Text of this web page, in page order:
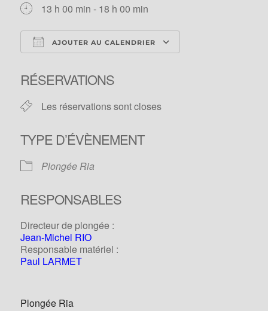
13 h 00 min - 18 h 00 min
AJOUTER AU CALENDRIER
RÉSERVATIONS
Les réservations sont closes
TYPE D’ÉVÈNEMENT
Plongée Ria
RESPONSABLES
Directeur de plongée :
Jean-Michel RIO
Responsable matériel :
Paul LARMET
Plongée Ria